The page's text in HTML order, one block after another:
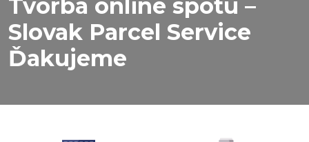
Tvorba online spotu –
Slovak Parcel Service
Ďakujeme